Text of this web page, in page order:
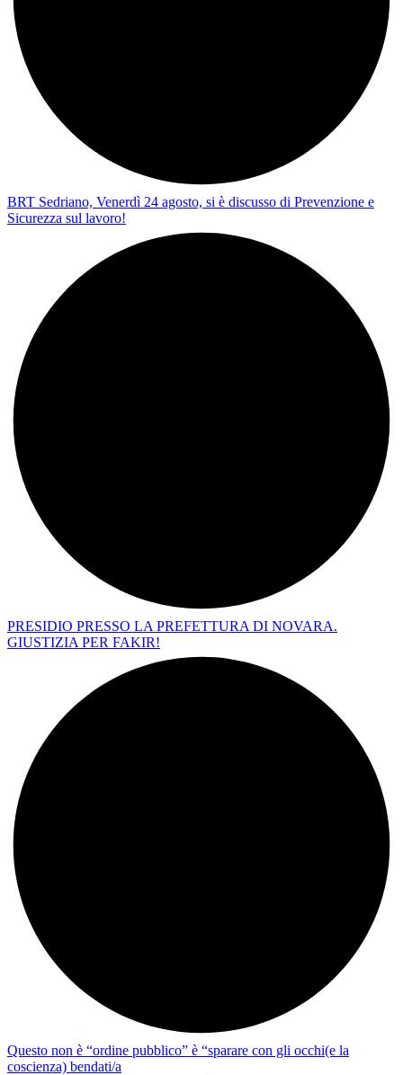
BRT Sedriano, Venerdì 24 agosto, si è discusso di Prevenzione e
Sicurezza sul lavoro!
PRESIDIO PRESSO LA PREFETTURA DI NOVARA.
GIUSTIZIA PER FAKIR!
Questo non è “ordine pubblico” è “sparare con gli occhi(e la
coscienza) bendati/a